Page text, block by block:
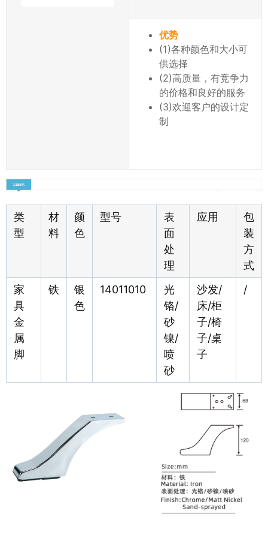
优势
(1)各种颜色和大小可
供选择
(2)高质量，有竞争力
的价格和良好的服务
(3)欢迎客户的设计定
制
类
型
材
料
颜
色
型号
表
面
处
理
应用
包
装
方
式
家
具
金
属
脚
铁
银
色
14011010
光
铬/
砂
镍/
喷
砂
沙发/
床/柜
子/椅
子/桌
子
/